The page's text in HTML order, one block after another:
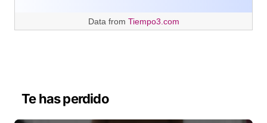
Data from Tiempo3.com
Te has perdido